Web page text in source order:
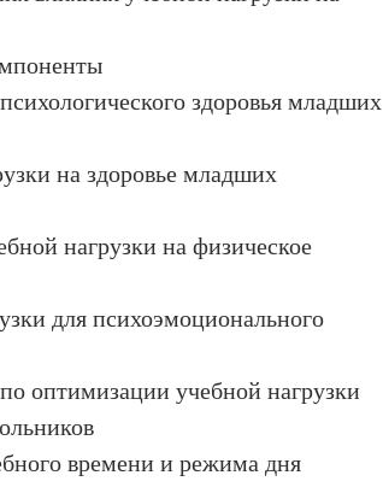
здоровья младших
на здоровье младших
нагрузки на физическое
для психоэмоционального
оптимизации учебной нагрузки
времени и режима дня